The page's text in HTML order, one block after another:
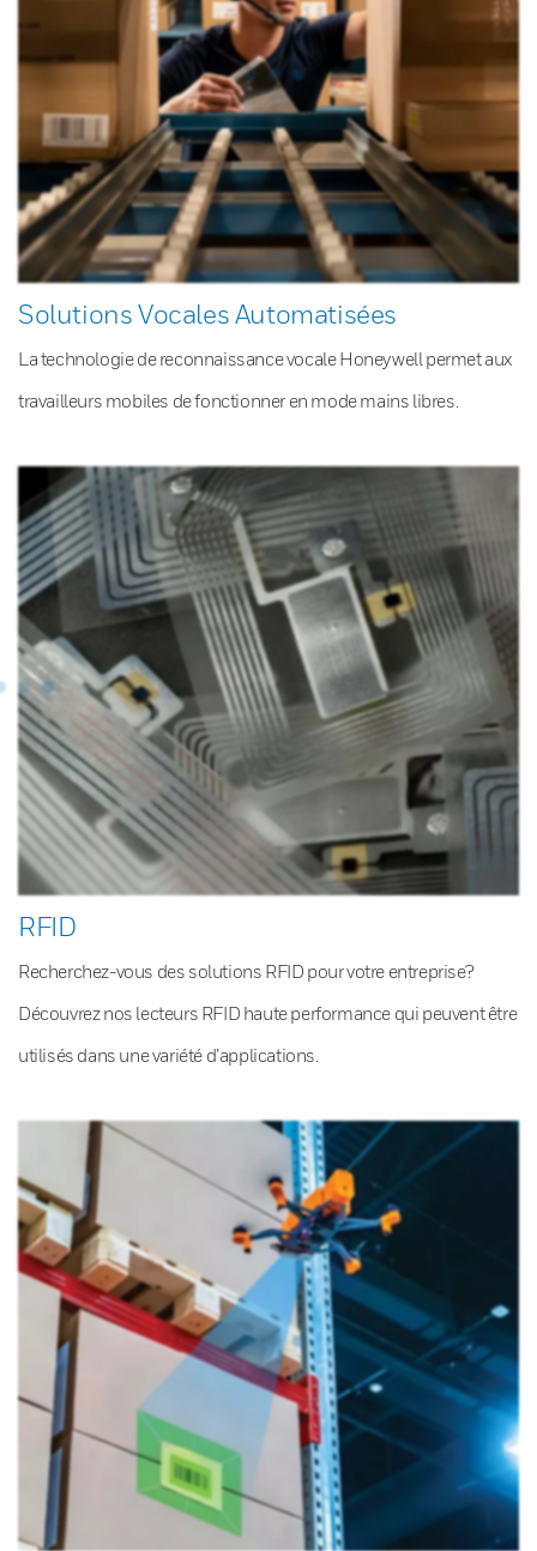
Solutions Vocales Automatisées
La technologie de reconnaissance vocale Honeywell permet aux
travailleurs mobiles de fonctionner en mode mains libres.
RFID
Recherchez-vous des solutions RFID pour votre entreprise?
Découvrez nos lecteurs RFID haute performance qui peuvent être
utilisés dans une variété d’applications.